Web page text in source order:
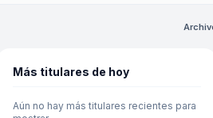
Más titulares de hoy
Aún no hay más titulares recientes para